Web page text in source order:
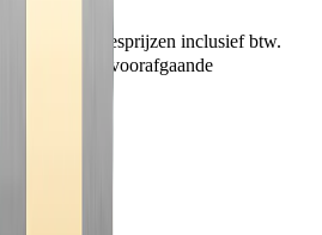
Rolex adviesprijzen inclusief btw.
en zonder voorafgaande